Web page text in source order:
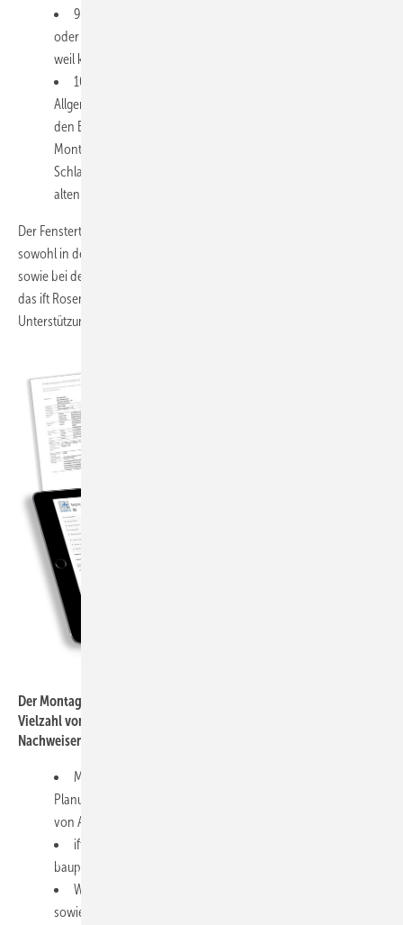
9. Die Abdichtungslagen müssen oft „in der Rahmenebene“
oder mit sehr stark reduzierten Haftbreiten ausgeführt werden,
weil keine Putzarbeiten ausgeführt werden.
10. Die Ausführung des Fenstertauschs erfordert im
Allgemeinen neben den üblichen Fenstermontagewerkzeugen
den Einsatz von leistungsstarken Absaugeinrichtungen und
Montagefräsen für den Rückschnitt der alten
Schlaudern/Krallen. Auch Bandsägen für das Beschneiden der
alten Blendrahmen können sinnvoll sein.
Der Fenstertausch erfordert gute und speziell geschulte Mitarbeiter
sowohl in der Kundenakquise, im Aufmaß, bei der Montageplanung
sowie bei der Ausführung der Maßnahmen. Hierzu bieten der VFF und
das ift Rosenheim den Unternehmen hierfür eine ganze Palette von
Unterstützungen an:
Der Montageleitfaden und der ift-Montageplaner bieten eine
Vielzahl von Praxishilfen zur Planung (inkl. baurechtlichen
Nachweisen) sowie der Ausführung von Abdichtung, Befestigung
Montageleitfaden mit einer Vielzahl von Praxishilfen zur
Planung (inkl. baurechtlicher Nachweise) sowie der Ausführung
von Abdichtung, Befestigung.
ift-Montageplaner zur Planung und Berechnung der
bauphysikalischen Anforderungen (f
Weiterbildung zur ift-Montagefachkraft, zum Projektleiter
sowie Seminare zu praktischen und aktuellen Problemen